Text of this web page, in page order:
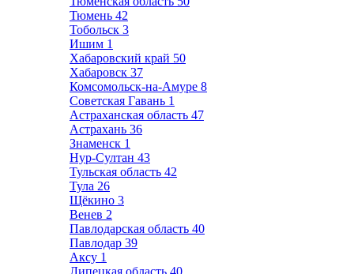
Тюмень 42
Тобольск 3
Ишим 1
Хабаровский край 50
Хабаровск 37
Комсомольск-на-Амуре 8
Советская Гавань 1
Астраханская область 47
Астрахань 36
Знаменск 1
Нур-Султан 43
Тульская область 42
Тула 26
Щёкино 3
Венев 2
Павлодарская область 40
Павлодар 39
Аксу 1
Липецкая область 40